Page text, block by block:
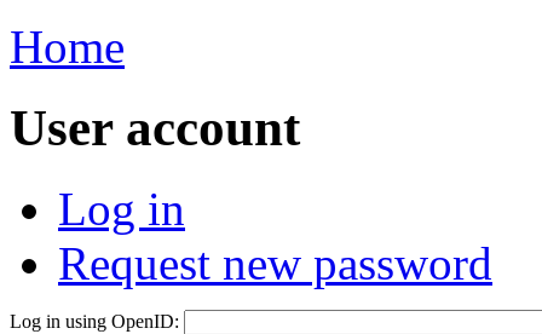
Home
User account
Log in
Request new password
Log in using OpenID: